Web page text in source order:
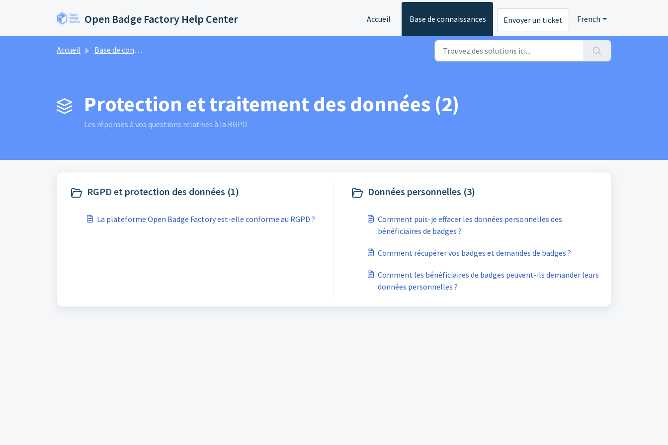
Open Badge Factory Help Center Accueil Base de connaissances Envoyer un ticket French
Accueil Base de connaissances
Protection et traitement des données (2)
Les réponses à vos questions relatives à la RGPD
RGPD et protection des données (1)
La plateforme Open Badge Factory est-elle conforme au RGPD ?
Données personnelles (3)
Comment puis-je effacer les données personnelles des
bénéficiaires de badges ?
Comment récupérer vos badges et demandes de badges ?
Comment les bénéficiaires de badges peuvent-ils demander leurs
données personnelles ?